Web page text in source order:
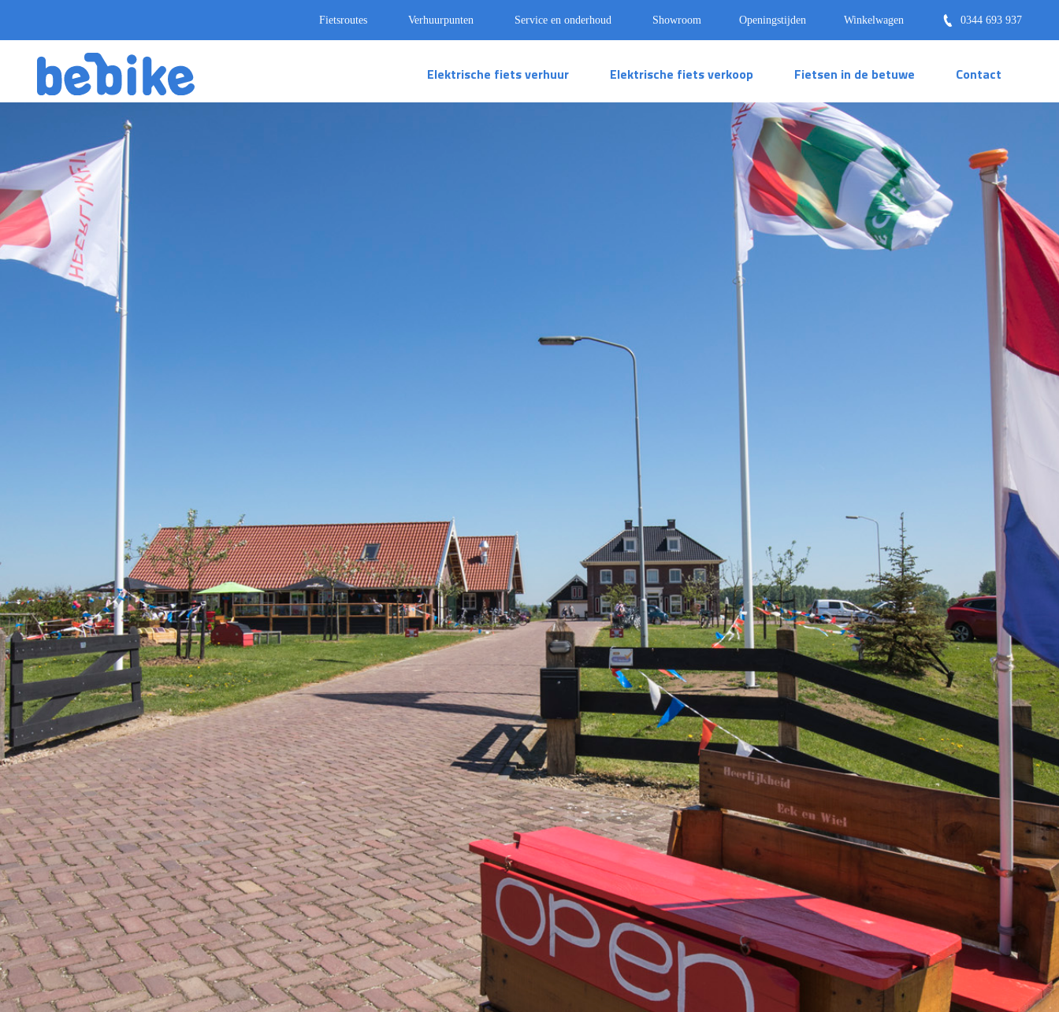
Fietsroutes Verhuurpunten Service en onderhoud Showroom Openingstijden Winkelwagen 0344 693 937
Elektrische fiets verhuur Elektrische fiets verkoop Fietsen in de betuwe Contact